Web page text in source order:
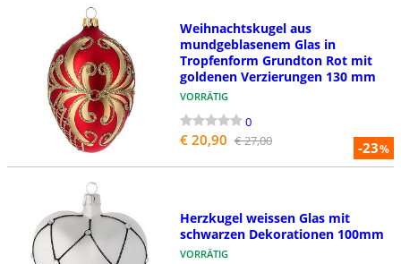
-23%
Weihnachtskugel aus
mundgeblasenem Glas in
Tropfenform Grundton Rot mit
goldenen Verzierungen 130 mm
VORRÄTIG
0
€ 20,90 € 27,00
Herzkugel weissen Glas mit
schwarzen Dekorationen 100mm
VORRÄTIG